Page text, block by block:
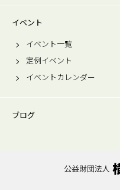
イベント
イベント一覧
定例イベント
イベントカレンダー
ブログ